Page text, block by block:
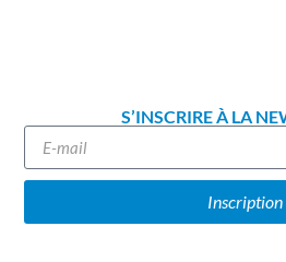
S’INSCRIRE À LA
Inscription